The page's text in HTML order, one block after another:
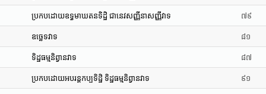
ប្រកបដោយឧទ្ធមាឃតនទិដិ្ឋ ជានេវសញ្ញីនាសញ្ញីវាទ ៧៩
ឧចេ្ឆទវាទ ៨១
ទិដ្ឋធម្មនិព្វានវាទ ៨៧
ប្រកបដោយអបរន្តកប្បទិដ្ឋិ ទិដ្ឋធម្មនិព្វានវាទ ៩១